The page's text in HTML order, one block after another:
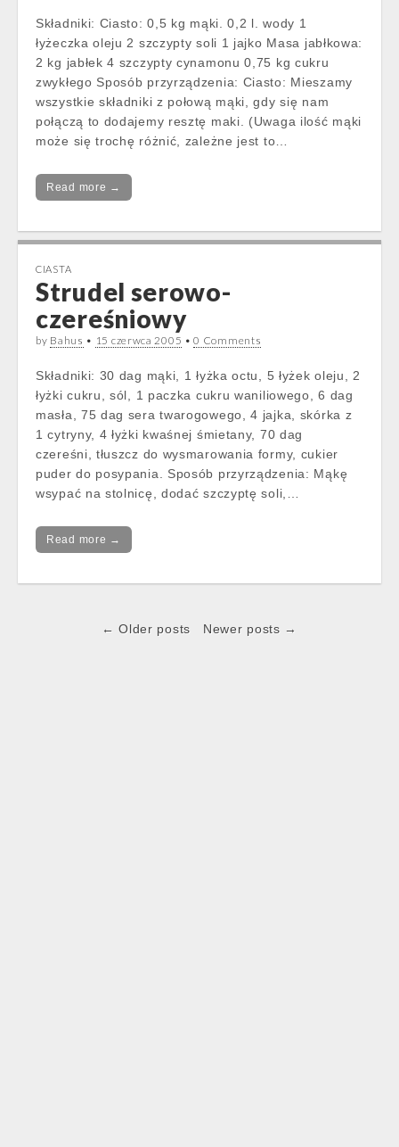
Składniki: Ciasto: 0,5 kg mąki. 0,2 l. wody 1
łyżeczka oleju 2 szczypty soli 1 jajko Masa jabłkowa:
2 kg jabłek 4 szczypty cynamonu 0,75 kg cukru
zwykłego Sposób przyrządzenia: Ciasto: Mieszamy
wszystkie składniki z połową mąki, gdy się nam
połączą to dodajemy resztę maki. (Uwaga ilość mąki
może się trochę różnić, zależne jest to…
Read more →
CIASTA
Strudel serowo-
czereśniowy
by Bahus • 15 czerwca 2005 •0 Comments
Składniki: 30 dag mąki, 1 łyżka octu, 5 łyżek oleju, 2
łyżki cukru, sól, 1 paczka cukru waniliowego, 6 dag
masła, 75 dag sera twarogowego, 4 jajka, skórka z
1 cytryny, 4 łyżki kwaśnej śmietany, 70 dag
czereśni, tłuszcz do wysmarowania formy, cukier
puder do posypania. Sposób przyrządzenia: Mąkę
wsypać na stolnicę, dodać szczyptę soli,…
Read more →
← Older posts Newer posts →